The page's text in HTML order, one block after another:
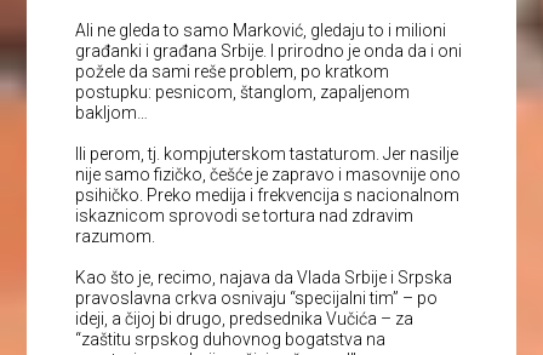
Ali ne gleda to samo Marković, gledaju to i milioni
građanki i građana Srbije. I prirodno je onda da i oni
požele da sami reše problem, po kratkom
postupku: pesnicom, štanglom, zapaljenom
bakljom…
Ili perom, tj. kompjuterskom tastaturom. Jer nasilje
nije samo fizičko, češće je zapravo i masovnije ono
psihičko. Preko medija i frekvencija s nacionalnom
iskaznicom sprovodi se tortura nad zdravim
razumom.
Kao što je, recimo, najava da Vlada Srbije i Srpska
pravoslavna crkva osnivaju “specijalni tim” – po
ideji, a čijoj bi drugo, predsednika Vučića – za
“zaštitu srpskog duhovnog bogatstva na